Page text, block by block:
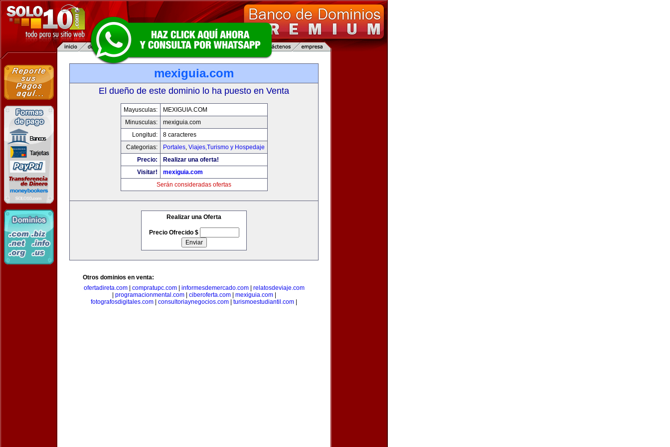
mexiguia.com
El dueño de este dominio lo ha puesto en Venta
Mayusculas:
MEXIGUIA.COM
Minusculas:
mexiguia.com
Longitud:
8 caracteres
Categorias:
Portales, Viajes,Turismo y Hospedaje
Precio:
Realizar una oferta!
Visitar!
mexiguia.com
Serán consideradas ofertas
Realizar una Oferta
Precio Ofrecido $
Otros dominios en venta:
ofertadireta.com| compratupc.com| informesdemercado.com| relatosdeviaje.com
programacionmental.com| ciberoferta.com| mexiguia.com|
fotografosdigitales.com
consultoriaynegocios.com turismoestudiantil.com